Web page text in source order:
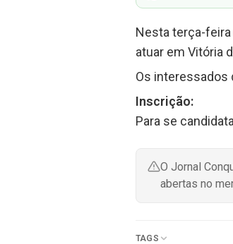
Nesta terça-feira
atuar em Vitória
Os interessados
Inscrição:
Para se
O Jornal
abertas no
TAGS